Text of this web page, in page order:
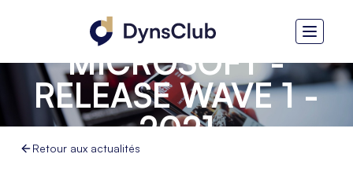
MICROSOFT -
RELEASE WAVE 1 -
2021
Retour aux actualités